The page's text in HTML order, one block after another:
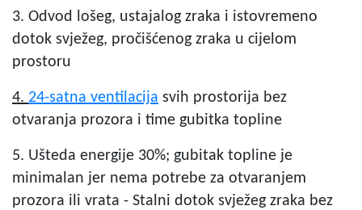
3. Odvod lošeg, ustajalog zraka i istovremeno
dotok svježeg, pročišćenog zraka u cijelom
prostoru
4. 24-satna ventilacija svih prostorija bez
otvaranja prozora i time gubitka topline
5. Ušteda energije 30%; gubitak topline je
minimalan jer nema potrebe za otvaranjem
prozora ili vrata - Stalni dotok svježeg zraka bez